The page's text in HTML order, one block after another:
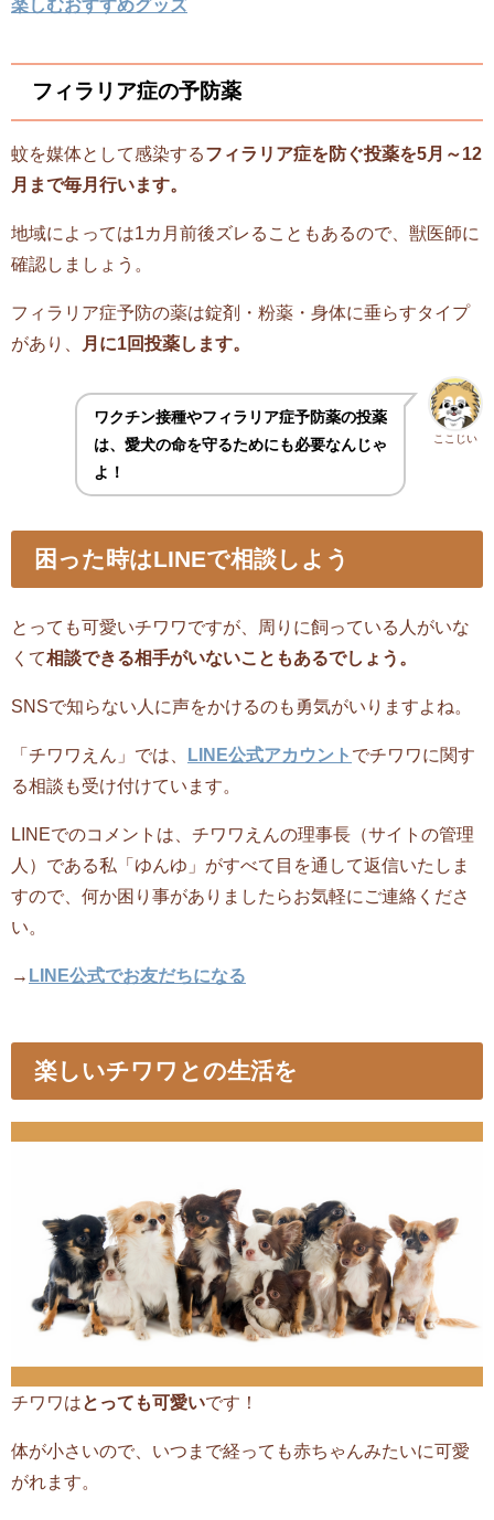
楽しむおすすめグッズ
フィラリア症の予防薬
蚊を媒体として感染するフィラリア症を防ぐ投薬を5月～12
月まで毎月行います。
地域によっては1カ月前後ズレることもあるので、獣医師に
確認しましょう。
フィラリア症予防の薬は錠剤・粉薬・身体に垂らすタイプ
があり、
月に1回投薬します。
ここじい
ワクチン接種やフィラリア症予防薬の投薬
は、愛犬の命を守るためにも必要なんじゃ
よ！
困った時はLINEで相談しよう
とっても可愛いチワワですが、周りに飼っている人がいな
くて相談できる相手がいないこともあるでしょう。
SNSで知らない人に声をかけるのも勇気がいりますよね。
「チワワえん」では、 LINE公式アカウント でチワワに関す
る相談も受け付けています。
LINEでのコメントは、チワワえんの理事長（サイトの管理
人）である私「ゆんゆ」がすべて目を通して返信いたしま
すので、何か困り事がありましたらお気軽にご連絡くださ
い。
→ LINE公式でお友だちになる
楽しいチワワとの生活を
チワワはとっても可愛いです！
体が小さいので、いつまで経っても赤ちゃんみたいに可愛
がれます。